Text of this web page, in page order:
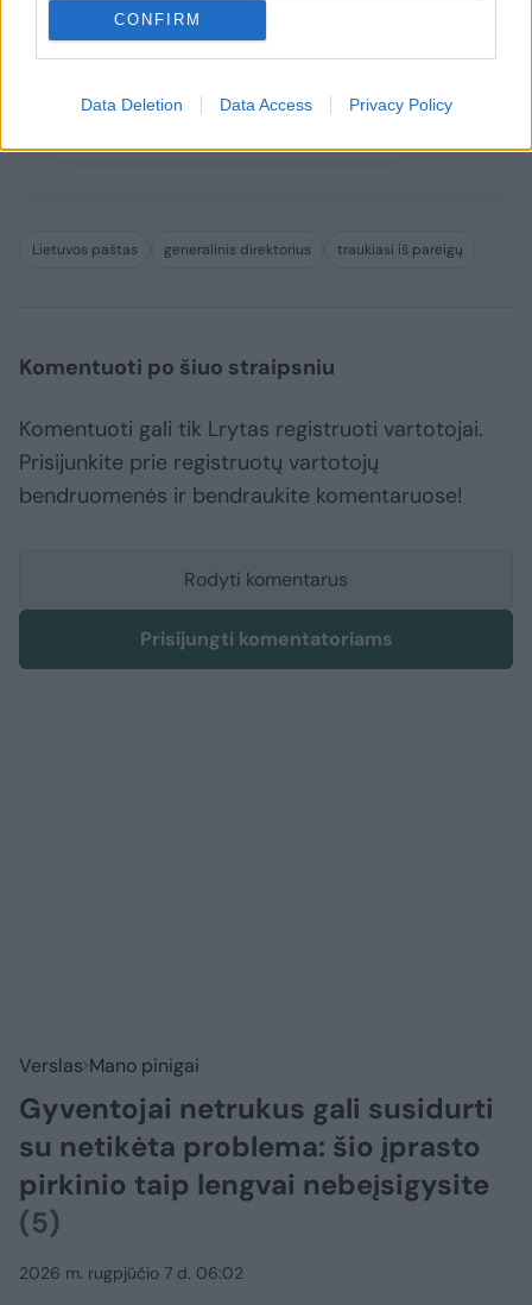
CONFIRM
Data Deletion Data Access Privacy Policy
Drabužių internetu įsigijusi
vilnietė pateko į tikrą
neprisidariau žalos“
Lietuvos paštas generalinis direktorius traukiasi iš pareigų
Komentuoti po šiuo straipsniu
Komentuoti gali tik Lrytas registruoti vartotojai.
Prisijunkite prie registruotų vartotojų
bendruomenės ir bendraukite komentaruose!
Rodyti komentarus
Prisijungti komentatoriams
Verslas Mano pinigai
Gyventojai netrukus gali susidurti
su netikėta problema: šio įprasto
pirkinio taip lengvai nebeįsigysite
(5)
2026 m. rugpjūčio 7 d. 06:02